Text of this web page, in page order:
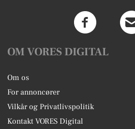
OM VORES DIGITAL
Om os
For annoncører
Vilkår og Privatlivspolitik
Kontakt VORES Digital